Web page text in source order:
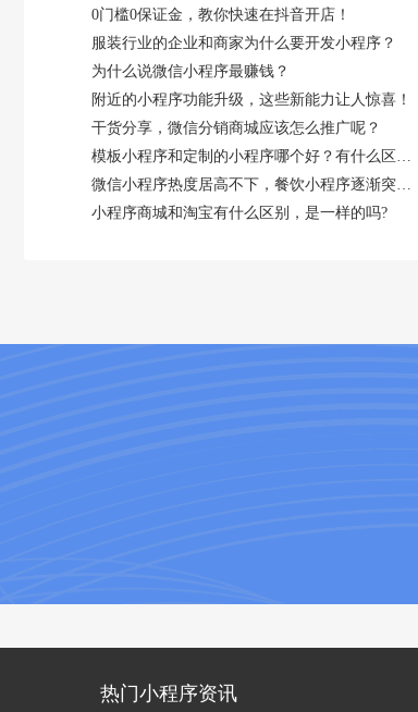
0门槛0保证金，教你快速在抖音开店！
服装行业的企业和商家为什么要开发小程序？
为什么说微信小程序最赚钱？
附近的小程序功能升级，这些新能力让人惊喜！
干货分享，微信分销商城应该怎么推广呢？
模板小程序和定制的小程序哪个好？有什么区别？
微信小程序热度居高不下，餐饮小程序逐渐突破外卖堡垒
小程序商城和淘宝有什么区别，是一样的吗?
热门小程序资讯